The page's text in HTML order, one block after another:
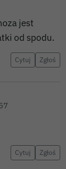
jest
od spodu.
Cytuj Zgłoś
Cytuj Zgłoś